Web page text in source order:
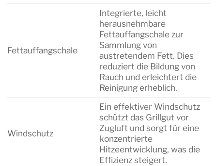
Fettauffangschale
Integrierte, leicht
herausnehmbare
Fettauffangschale zur
Sammlung von
austretendem Fett. Dies
reduziert die Bildung von
Rauch und erleichtert die
Reinigung erheblich.
Windschutz
Ein effektiver Windschutz
schützt das Grillgut vor
Zugluft und sorgt für eine
konzentrierte
Hitzeentwicklung, was die
Effizienz steigert.